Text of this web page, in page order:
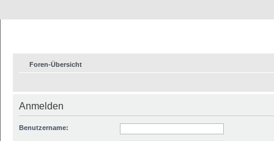
Foren-Übersicht
Anmelden
Benutzername: